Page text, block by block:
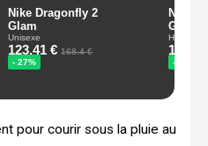
pour courir sous la pluie au